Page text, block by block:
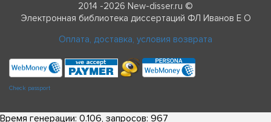
2014 -2026 New-disser.ru ©
Электронная библиотека диссертаций ФЛ Иванов Е О
Оплата, доставка, условия возврата
Check passport
Время генерации: 0.106, запросов: 967